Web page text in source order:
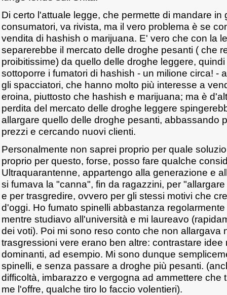
Di certo l'attuale legge, che permette di mandare in
consumatori, va rivista, ma il vero problema è se
vendita di hashish o marijuana. E' vero che con la
separerebbe il mercato delle droghe pesanti ( che
proibitissime) da quello delle droghe leggere,
sottoporre i fumatori di hashish - un milione circa! -
gli spacciatori, che hanno molto più interesse a
eroina, piuttosto che hashish e marijuana; ma è
perdita del mercato delle droghe leggere
allargare quello delle droghe pesanti, abbassando
prezzi e cercando nuovi clienti.
Personalmente non saprei proprio per quale
proprio per questo, forse, posso fare qualche
Ultraquarantenne, appartengo alla generazione e
si fumava la "canna", fin da ragazzini, per
e per trasgredire, ovvero per gli stessi motivi che
d'oggi. Ho fumato spinelli abbastanza
mentre studiavo all'università e mi laureavo
dei voti). Poi mi sono reso conto che non allargava
trasgressioni vere erano ben altre: contrastare idee
dominanti, ad esempio. Mi sono dunque
spinelli, e senza passare a droghe più pesanti.
difficoltà, imbarazzo e vergogna ad ammettere che
me l'offre, qualche tiro lo faccio volentieri).